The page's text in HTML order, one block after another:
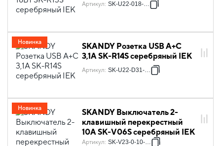
Артикул: SK-U22-018-K23
SKANDY Розетка USB A+C
3,1А SK-R14S серебряный IEK
Артикул: SK-U22-D31-K23
Новинка
SKANDY Выключатель 2-
клавишный перекрестный
10А SK-V06S серебряный IEK
Артикул: SK-V23-0-10-K23
Новинка